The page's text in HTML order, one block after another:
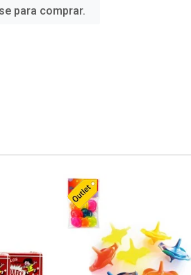
para comprar.